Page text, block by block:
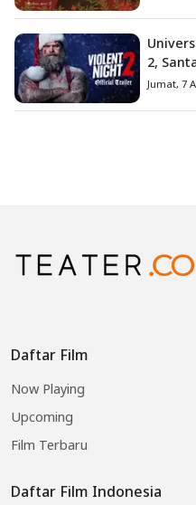
2,
Jumat, 7
Daftar Film
Now Playing
Upcoming
Film Terbaru
Daftar Film Indonesia